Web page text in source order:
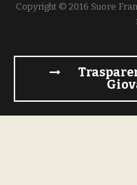
Copyright © 2016 Suore